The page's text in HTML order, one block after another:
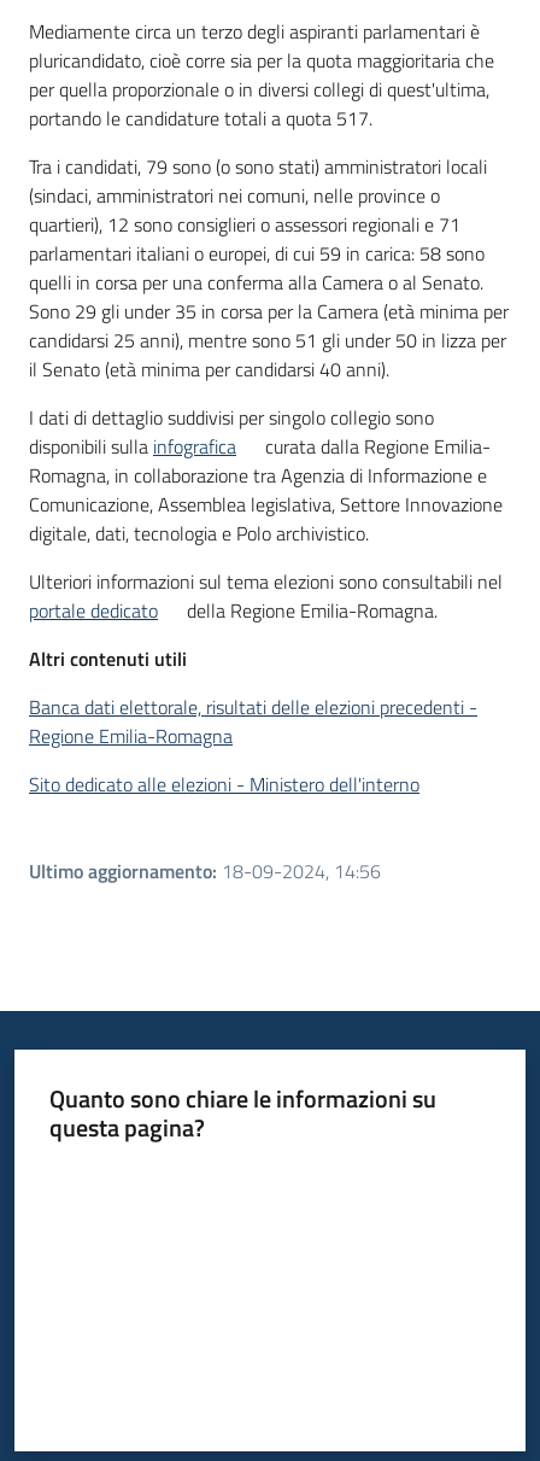
Mediamente circa un terzo degli aspiranti parlamentari è
pluricandidato, cioè corre sia per la quota maggioritaria che
per quella proporzionale o in diversi collegi di quest'ultima,
portando le candidature totali a quota 517.
Tra i candidati, 79 sono (o sono stati) amministratori locali
(sindaci, amministratori nei comuni, nelle province o
quartieri), 12 sono consiglieri o assessori regionali e 71
parlamentari italiani o europei, di cui 59 in carica: 58 sono
quelli in corsa per una conferma alla Camera o al Senato.
Sono 29 gli under 35 in corsa per la Camera (età minima per
candidarsi 25 anni), mentre sono 51 gli under 50 in lizza per
il Senato (età minima per candidarsi 40 anni).
I dati di dettaglio suddivisi per singolo collegio sono
disponibili sulla infografica
curata dalla Regione Emilia-
Romagna, in collaborazione tra Agenzia di Informazione e
Comunicazione, Assemblea legislativa, Settore Innovazione
digitale, dati, tecnologia e Polo archivistico.
Ulteriori informazioni sul tema elezioni sono consultabili nel
portale dedicato
della Regione Emilia-Romagna.
Altri contenuti utili
Banca dati elettorale, risultati delle elezioni precedenti -
Regione Emilia-Romagna
Sito dedicato alle elezioni - Ministero dell'interno
Ultimo aggiornamento: 18-09-2024, 14:56
Quanto sono chiare le informazioni su
questa pagina?